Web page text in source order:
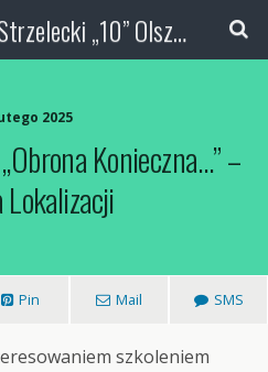
Warmiński Klub Strzelecki „10” Olsztyn
2025
Konieczna…” –
Pin Mail SMS
szkoleniem